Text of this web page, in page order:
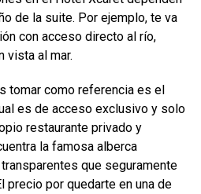
de la suite. Por ejemplo, te va
con acceso directo al río,
vista al mar.
tomar como referencia es el
es de acceso exclusivo y solo
restaurante privado y
la famosa alberca
que seguramente
precio por quedarte en una de